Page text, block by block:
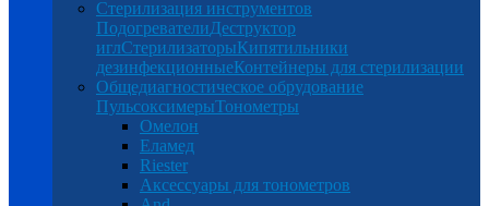
Стерилизация инструментов
ПодогревателиДеструктор
иглСтерилизаторыКипятильники
дезинфекционныеКонтейнеры для стерилизации
Общедиагностическое обрудование
ПульсоксимерыТонометры
Омелон
Еламед
Riester
Аксессуары для тонометров